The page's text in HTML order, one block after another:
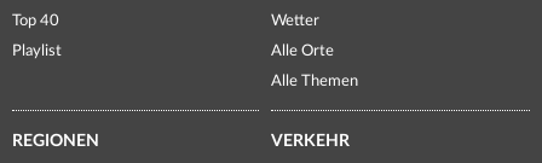
Top 40
Playlist
Wetter
Alle Orte
Alle Themen
REGIONEN VERKEHR